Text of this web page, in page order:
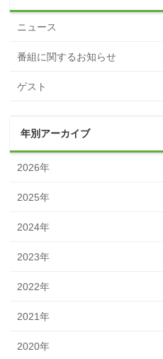
ニュース
番組に関するお知らせ
ゲスト
年別アーカイブ
2026年
2025年
2024年
2023年
2022年
2021年
2020年